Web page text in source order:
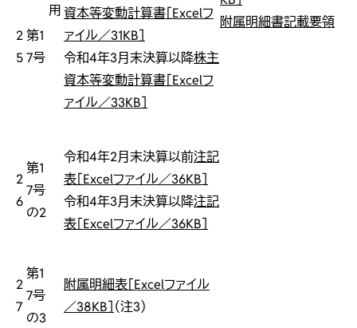
用
附属明細書記載要領
2
5
第1
7号
資本等変動計算書［Excelフ
ァイル／31KB］
令和4年3月末決算以降株主
資本等変動計算書［Excelフ
ァイル／33KB］
2
6
第1
7号
の2
令和4年2月末決算以前注記
表［Excelファイル／36KB］
令和4年3月末決算以降注記
表［Excelファイル／36KB］
2
7
第1
7号
の3
附属明細表［Excelファイル
／38KB］ （注3）